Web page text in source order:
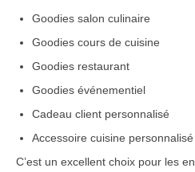
Goodies salon culinaire
Goodies cours de cuisine
Goodies restaurant
Goodies événementiel
Cadeau client personnalisé
Accessoire cuisine personnalisé
C’est un excellent choix pour les